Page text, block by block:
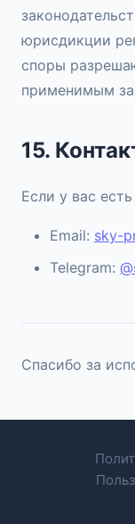
юрисдикции
споры
применимым
15.
Если у вас
Email: sky-
Telegram:
Спасибо за